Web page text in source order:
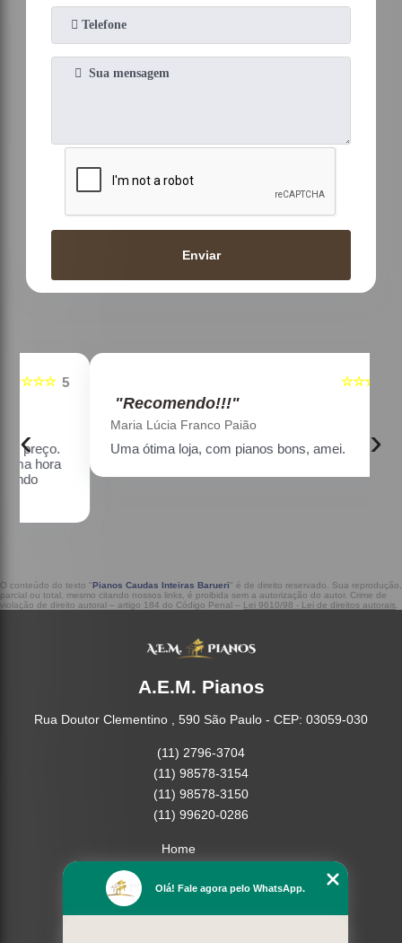
Enviar
5
"Recomendo!!!"
Maria Lúcia Franco Paião
Uma ótima loja, com pianos bons, amei.
‹ ›
O conteúdo do texto "Pianos Caudas Inteiras Barueri" é de direito reservado. Sua reprodução,
parcial ou total, mesmo citando nossos links, é proibida sem a autorização do autor. Crime de
violação de direito autoral – artigo 184 do Código Penal – Lei 9610/98 - Lei de direitos autorais
A.E.M. Pianos
Rua Doutor Clementino , 590 São Paulo - CEP: 03059-030
(11) 2796-3704
(11) 98578-3154
(11) 98578-3150
(11) 99620-0286
Home
Missão
Olá! Fale agora pelo WhatsApp.